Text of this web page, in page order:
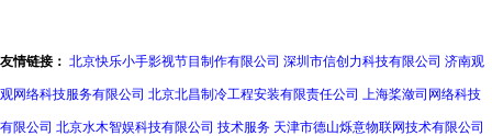
友情链接： 北京快乐小手影视节目制作有限公司 深圳市信创力科技有限公司 济南观
观网络科技服务有限公司 北京北昌制冷工程安装有限责任公司 上海桨潋司网络科技
有限公司 北京水木智娱科技有限公司 技术服务 天津市德山烁意物联网技术有限公司